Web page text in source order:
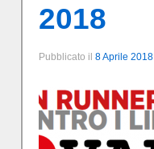
2018
Pubblicato il 8 Aprile 2018